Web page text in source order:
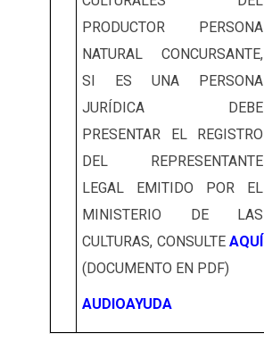
PRODUCTOR PERSONA
NATURAL CONCURSANTE,
SI ES UNA PERSONA
JURÍDICA DEBE
PRESENTAR EL REGISTRO
DEL REPRESENTANTE
LEGAL EMITIDO POR EL
MINISTERIO DE LAS
CULTURAS, CONSULTE AQUÍ
(DOCUMENTO EN PDF)
AUDIOAYUDA